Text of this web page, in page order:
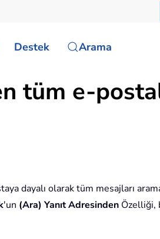
Destek Arama
tüm e-
dayalı olarak tüm mesajları
'un (Ara) Yanıt Adresinden Özelliği,